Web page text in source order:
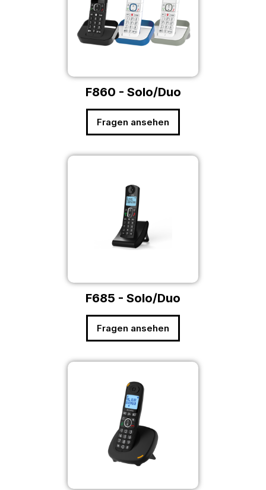
F860 - Solo/Duo
Fragen ansehen
F685 - Solo/Duo
Fragen ansehen